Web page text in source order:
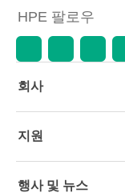
HPE 팔로우
회사
HPE 소개
지원
운영 지원 서비스
행사 및 뉴스